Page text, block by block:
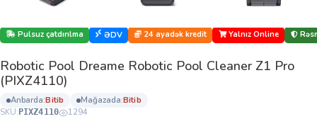
Pulsuz çatdırılma ƏDV 24 ayadək kredit Yalnız Online
Robotic Pool Dreame Robotic Pool Cleaner Z1 Pro
(PIXZ4110)
anbarda: bi̇ti̇b mağazada: bi̇ti̇b
SKU: PIXZ4110 1294